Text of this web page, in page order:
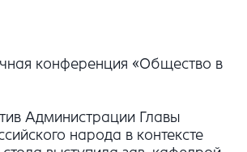
конференция «Общество в
Администрации Главы
народа в контексте